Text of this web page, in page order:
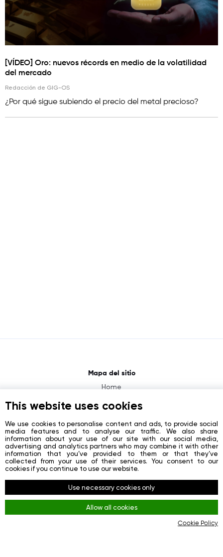
[VÍDEO] Oro: nuevos récords en medio de la volatilidad
del mercado
Redacción de GIG-OS
¿Por qué sigue subiendo el precio del metal precioso?
Mapa del sitio
Home
About
Contacts
Registration
Login
Redes sociales
Facebook
This website uses cookies
We use cookies to personalise content and ads, to provide social
media features and to analyse our traffic. We also share
information about your use of our site with our social media,
advertising and analytics partners who may combine it with other
information that you’ve provided to them or that they’ve
collected from your use of their services. You consent to our
cookies if you continue to use our website.
Use necessary cookies only
Allow all cookies
Cookie Policy